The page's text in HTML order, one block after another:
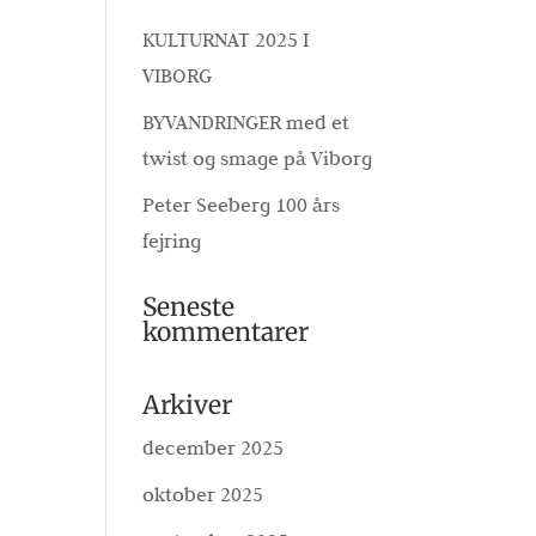
KULTURNAT 2025 I
VIBORG
BYVANDRINGER med et
twist og smage på Viborg
Peter Seeberg 100 års
fejring
Seneste
kommentarer
Arkiver
december 2025
oktober 2025